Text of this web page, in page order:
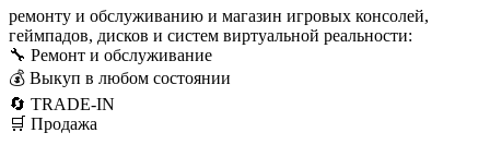
ремонту и обслуживанию и магазин игровых консолей,
геймпадов, дисков и систем виртуальной реальности:
🔧 Ремонт и обслуживание
💰 Выкуп в любом состоянии
🔄 TRADE-IN
🛒 Продажа